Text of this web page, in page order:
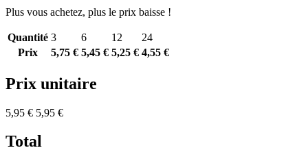
Plus vous achetez, plus le prix baisse !
Quantité 3 6 12
24
Prix
5,75 € 5,45 € 5,25 € 4,55 €
Prix unitaire
5,95 € 5,95 €
Total